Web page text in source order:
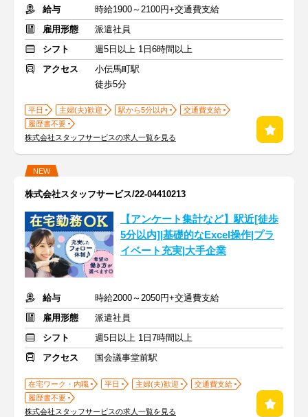
給与
時給1900～2100円+交通費支給
雇用形態
派遣社員
シフト
週5日以上 1日6時間以上
アクセス
小伝馬町駅
徒歩5分
平日 主婦(夫)歓迎 駅から5分以内
交通費支給
履歴書不要
株式会社スタッフサービスの求人一覧を見る
NEW
株式会社スタッフサービス/22-04410213
【アンケート集計など】駅近[徒歩
5分以内]|基礎的なExcel操作|プラ
イベート充実|大手企業
給与
時給2000～2050円+交通費支給
雇用形態
派遣社員
シフト
週5日以上 1日7時間以上
アクセス
国会議事堂前駅
在宅ワーク・内職 平日 主婦(夫)歓迎
交通費支給
履歴書不要
株式会社スタッフサービスの求人一覧を見る